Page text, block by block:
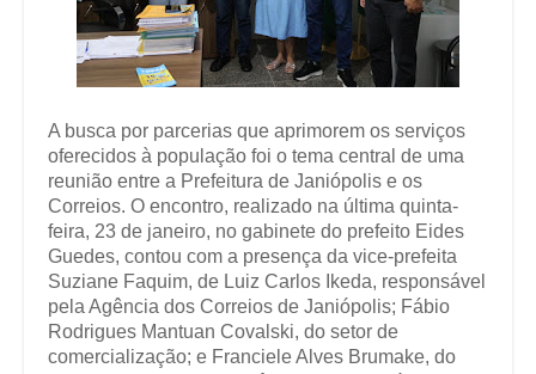
A busca por parcerias que aprimorem os serviços
oferecidos à população foi o tema central de uma
reunião entre a Prefeitura de Janiópolis e os
Correios. O encontro, realizado na última quinta-
feira, 23 de janeiro, no gabinete do prefeito Eides
Guedes, contou com a presença da vice-prefeita
Suziane Faquim, de Luiz Carlos Ikeda, responsável
pela Agência dos Correios de Janiópolis; Fábio
Rodrigues Mantuan Covalski, do setor de
comercialização; e Franciele Alves Brumake, do